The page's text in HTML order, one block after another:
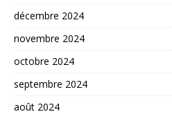
décembre 2024
novembre 2024
octobre 2024
septembre 2024
août 2024